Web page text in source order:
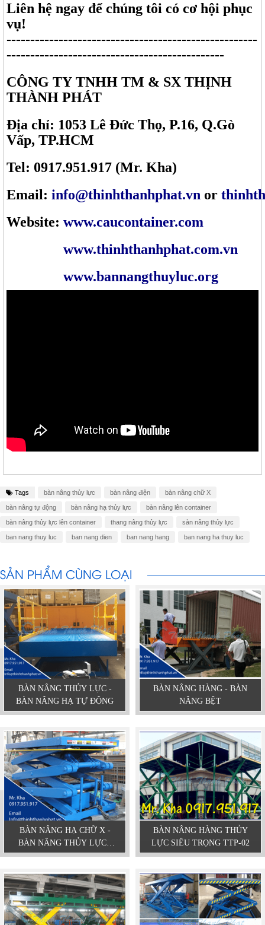
Liên hệ ngay để chúng tôi có cơ hội phục
vụ!
-----------------------------------------------------
----------------------------------------------
CÔNG TY TNHH TM & SX THỊNH
THÀNH PHÁT
Địa chỉ: 1053 Lê Đức Thọ, P.16, Q.Gò
Vấp, TP.HCM
Tel: 0917.951.917 (Mr. Kha)
Email: info@thinhthanhphat.vn or
Website: www.caucontainer.com
www.thinhthanhphat.com.vn
www.bannangthuyluc.org
Tags bàn nâng thủy lực bàn nâng điện bàn nâng chữ X
bàn nâng tự động bàn nâng hạ thủy lực bàn nâng lên container
bàn nâng thủy lực lên container thang nâng thủy lực sàn nâng thủy lực
ban nang thuy luc ban nang dien ban nang hang ban nang ha thuy luc
SẢN PHẨM CÙNG LOẠI
BÀN NÂNG THỦY LỰC -
BÀN NÂNG HẠ TỰ ĐỘNG
BÀN NÂNG HÀNG - BÀN
NÂNG BỆT
BÀN NÂNG HẠ CHỮ X -
BÀN NÂNG THỦY LỰC -
THỊNH THÀNH PHÁT
BÀN NÂNG HÀNG THỦY
LỰC SIÊU TRỌNG TTP-02